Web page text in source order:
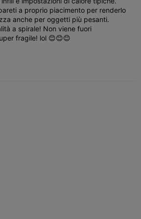
a proprio piacimento per renderlo
anche per oggetti più pesanti.
a spirale! Non viene fuori
fragile! lol 😊😊😊